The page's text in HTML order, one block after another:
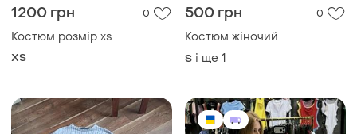
1200 грн 0
Костюм розмір xs
ХS
500 грн 0
Костюм жіночий
S і ще 1